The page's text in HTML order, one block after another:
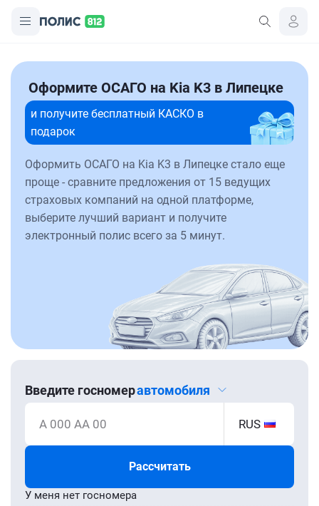
Оформите ОСАГО на Kia K3 в Липецке
и получите бесплатный КАСКО в
подарок
Оформить ОСАГО на Kia K3 в Липецке стало еще
проще - сравните предложения от 15 ведущих
страховых компаний на одной платформе,
выберите лучший вариант и получите
электронный полис всего за 5 минут.
Введите госномеравтомобиля
А 000 АА 00 RUS
Рассчитать
У меня нет госномера